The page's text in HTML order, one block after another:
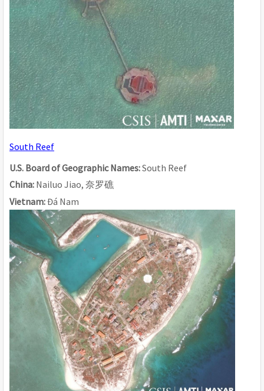
South Reef
U.S. Board of Geographic Names: South Reef
China: Nailuo Jiao, 奈罗礁
Vietnam: Đá Nam